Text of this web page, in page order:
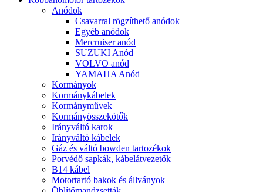
Anódok
Csavarral rögzíthető anódok
Egyéb anódok
Mercruiser anód
SUZUKI Anód
VOLVO anód
YAMAHA Anód
Kormányok
Kormánykábelek
Kormányművek
Kormányösszekötők
Irányváltó karok
Irányváltó kábelek
Gáz és váltó bowden tartozékok
Porvédő sapkák, kábelátvezetők
B14 kábel
Motortartó bakok és állványok